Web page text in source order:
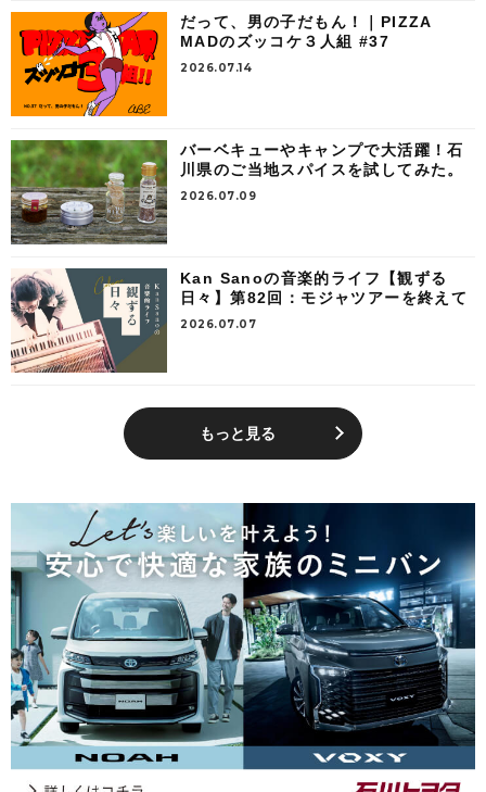
だって、男の子だもん！｜PIZZA
MADのズッコケ３人組 #37
2026.07.14
バーベキューやキャンプで大活躍！石
川県のご当地スパイスを試してみた。
2026.07.09
Kan Sanoの音楽的ライフ【観ずる
日々】第82回：モジャツアーを終えて
2026.07.07
もっと見る